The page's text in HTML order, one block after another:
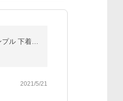
2021/5/21